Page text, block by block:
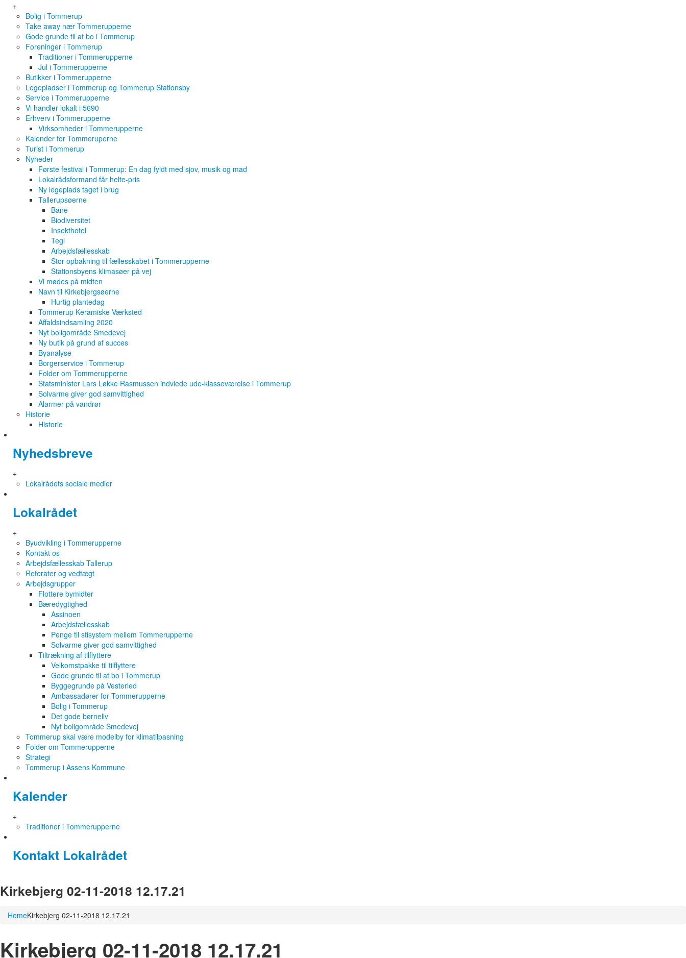
+
Bolig i Tommerup
Take away nær Tommerupperne
Gode grunde til at bo i Tommerup
Foreninger i Tommerup
Traditioner i Tommerupperne
Jul i Tommerupperne
Butikker i Tommerupperne
Legepladser i Tommerup og Tommerup Stationsby
Service i Tommerupperne
Vi handler lokalt i 5690
Erhverv i Tommerupperne
Virksomheder i Tommerupperne
Kalender for Tommeruperne
Turist i Tommerup
Nyheder
Første festival i Tommerup: En dag fyldt med sjov, musik og mad
Lokalrådsformand får helte-pris
Ny legeplads taget i brug
Tallerupsøerne
Bane
Biodiversitet
Insekthotel
Tegl
Arbejdsfællesskab
Stor opbakning til fællesskabet i Tommerupperne
Stationsbyens klimasøer på vej
Vi mødes på midten
Navn til Kirkebjergsøerne
Hurtig plantedag
Tommerup Keramiske Værksted
Affaldsindsamling 2020
Nyt boligområde Smedevej
Ny butik på grund af succes
Byanalyse
Borgerservice i Tommerup
Folder om Tommerupperne
Statsminister Lars Løkke Rasmussen indviede ude-klasseværelse i Tommerup
Solvarme giver god samvittighed
Alarmer på vandrør
Historie
Historie
Nyhedsbreve
+
Lokalrådets sociale medier
Lokalrådet
+
Byudvikling i Tommerupperne
Kontakt os
Arbejdsfællesskab Tallerup
Referater og vedtægt
Arbejdsgrupper
Flottere bymidter
Bæredygtighed
Assinoen
Arbejdsfællesskab
Penge til stisystem mellem Tommerupperne
Solvarme giver god samvittighed
Tiltrækning af tilflyttere
Velkomstpakke til tilflyttere
Gode grunde til at bo i Tommerup
Byggegrunde på Vesterled
Ambassadører for Tommerupperne
Bolig i Tommerup
Det gode børneliv
Nyt boligområde Smedevej
Tommerup skal være modelby for klimatilpasning
Folder om Tommerupperne
Strategi
Tommerup i Assens Kommune
Kalender
+
Traditioner i Tommerupperne
Kontakt Lokalrådet
Kirkebjerg 02-11-2018 12.17.21
HomeKirkebjerg 02-11-2018 12.17.21
Kirkebjerg 02-11-2018 12.17.21